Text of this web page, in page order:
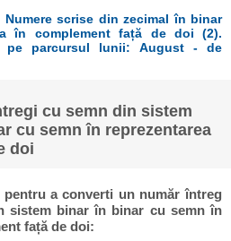
scrise din zecimal în binar
în complement față de doi (2).
pe parcursul lunii: August - de
cu semn din sistem
cu semn în reprezentarea
doi
pentru a converti un număr întreg
sistem binar în binar cu semn în
față de doi: